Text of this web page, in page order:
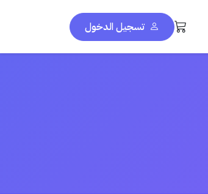
تسجيل الدخول